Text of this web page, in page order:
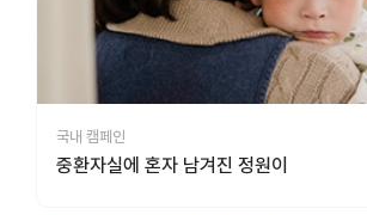
국내 캠페인
중환자실에 혼자 남겨진 정원이